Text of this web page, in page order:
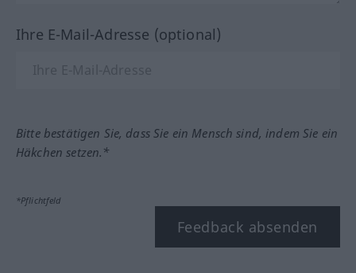
Ihre E-Mail-Adresse (optional)
Bitte bestätigen Sie, dass Sie ein Mensch sind, indem Sie ein
Häkchen setzen.*
*Pflichtfeld
Feedback absenden